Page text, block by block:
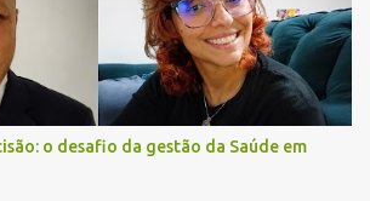
o motociclista foi arremessado ao solo.
que o capacete teria se desprendido
jovem sofreu ferimentos gravíssimos e
Equipes de resgate e de atendimento da
pela rodovia foram acionadas e
da via, além de prestarem socorro à
foi constatado ainda no local do
o desafio da gestão da Saúde em